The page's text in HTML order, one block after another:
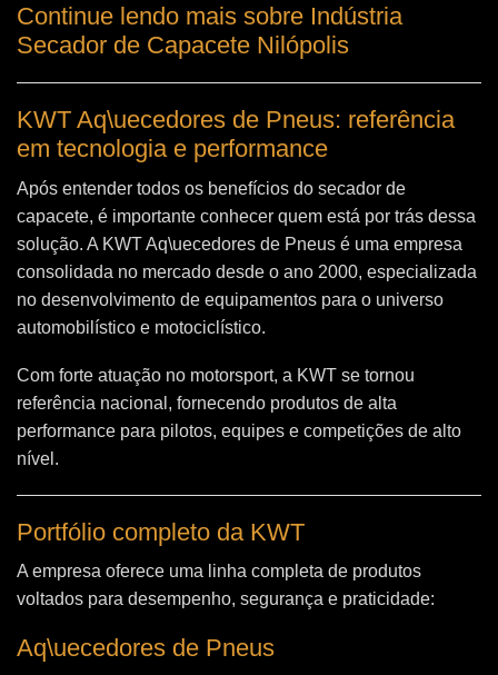
Continue lendo mais sobre Indústria
Secador de Capacete Nilópolis
KWT Aq\uecedores de Pneus: referência
em tecnologia e performance
Após entender todos os benefícios do secador de
capacete, é importante conhecer quem está por trás dessa
solução. A KWT Aq\uecedores de Pneus é uma empresa
consolidada no mercado desde o ano 2000, especializada
no desenvolvimento de equipamentos para o universo
automobilístico e motociclístico.
Com forte atuação no motorsport, a KWT se tornou
referência nacional, fornecendo produtos de alta
performance para pilotos, equipes e competições de alto
nível.
Portfólio completo da KWT
A empresa oferece uma linha completa de produtos
voltados para desempenho, segurança e praticidade:
Aq\uecedores de Pneus